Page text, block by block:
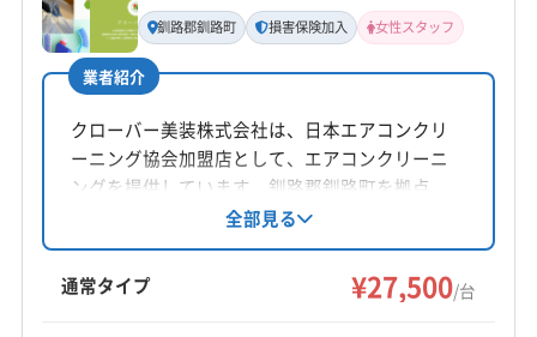
釧路郡釧路町 損害保険加入 女性スタッフ
業者紹介
クローバー美装株式会社は、日本エアコンクリ
ーニング協会加盟店として、エアコンクリーニ
ングを提供しています。釧路郡釧路町を拠点
に、帯広市や根室市など北海道の幅広いエリア
に対応。損害保険加入済みで、女性スタッフの
同行も可能です。営業時間は9:00〜18:00、日祝
定休です。
全部見る
通常タイプ ¥27,500/台